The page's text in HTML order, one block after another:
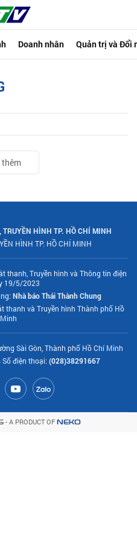
Doanh nhân Quản trị và Đổi
thêm
HÌNH TP. HỒ CHÍ MINH
HÌNH TP. HỒ CHÍ MINH
thanh, Truyền hình và Thông tin điện
19/5/2023
Nhà báo Thái Thành Chung
thanh và Truyền hình Thành phố Hồ
Sài Gòn, Thành phố Hồ Chí Minh
Số điện thoại: (028)38291667
- A PRODUCT OF NEKO